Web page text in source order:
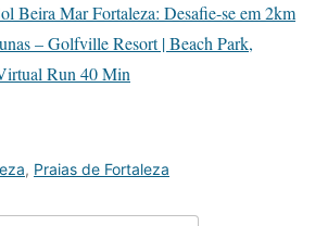
Beira Mar Fortaleza: Desafie-se em 2km
– Golfville Resort | Beach Park,
Run 40 Min
, Praias de Fortaleza